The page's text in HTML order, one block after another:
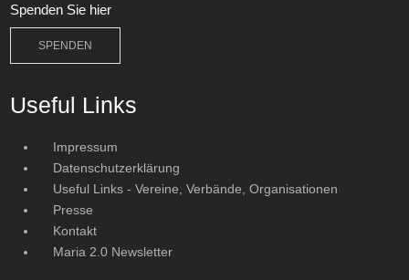
Spenden Sie hier
SPENDEN
Useful Links
Impressum
Datenschutzerklärung
Useful Links - Vereine, Verbände, Organisationen
Presse
Kontakt
Maria 2.0 Newsletter